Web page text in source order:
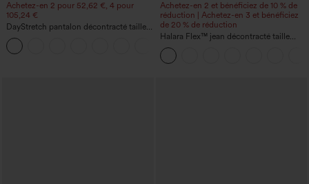
Achetez-en 2 pour 52,62 €, 4 pour
105,24 €
DayStretch pantalon décontracté taille
haute à jambe en forme de tonneau
avec poches
Achetez-en 2 et bénéficiez de 10 % de
réduction | Achetez-en 3 et bénéficiez
de 20 % de réduction
Halara Flex™ jean décontracté taille
haute, large, avec poches, ourlet
retroussé et effet délavé